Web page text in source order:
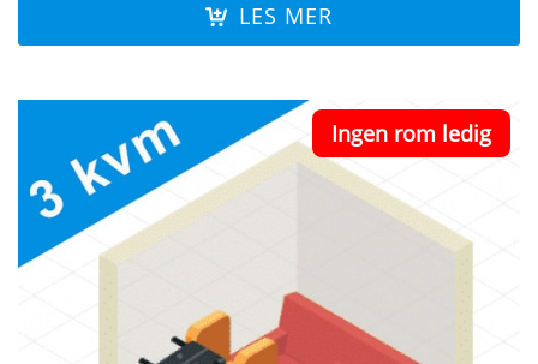
LES MER
Ingen rom ledig